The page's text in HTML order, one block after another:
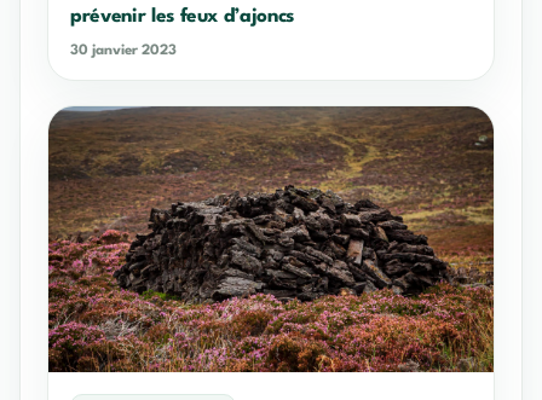
prévenir les feux d’ajoncs
30 janvier 2023